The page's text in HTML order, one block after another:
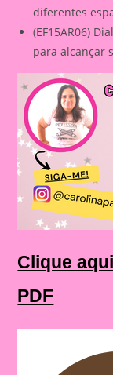
diferentes
(EF15AR06)
para alcançar
Clique
PDF